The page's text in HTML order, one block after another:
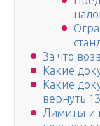
За что
Какие
Какие
вернуть
Лимиты и